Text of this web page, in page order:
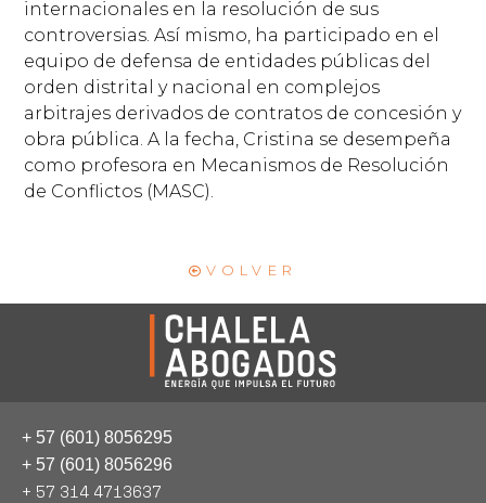
internacionales en la resolución de sus
controversias. Así mismo, ha participado en el
equipo de defensa de entidades públicas del
orden distrital y nacional en complejos
arbitrajes derivados de contratos de concesión y
obra pública. A la fecha, Cristina se desempeña
como profesora en Mecanismos de Resolución
de Conflictos (MASC).
VOLVER
+ 57 (601) 8056295
+ 57 (601) 8056296
+ 57 314 4713637